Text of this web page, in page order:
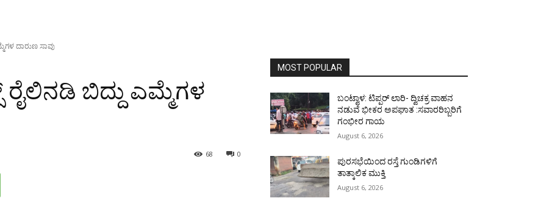
ದಾರುಣ ಸಾವು
ಬಿದ್ದು ಎಮ್ಮೆಗಳ
0
68
MOST POPULAR
ಬಂಟ್ವಾಳ: ಟಿಪ್ಪರ್ ಲಾರಿ- ದ್ವಿಚಕ್ರ ವಾಹನ
ನಡುವೆ ಭೀಕರ ಅಪಘಾತ :ಸವಾರರಿಬ್ಬರಿಗೆ
ಗಂಭೀರ ಗಾಯ
August 6, 2026
ಪುರಸಭೆಯಿಂದ ರಸ್ತೆ ಗುಂಡಿಗಳಿಗೆ
ತಾತ್ಕಾಲಿಕ ಮುಕ್ತಿ
August 6, 2026